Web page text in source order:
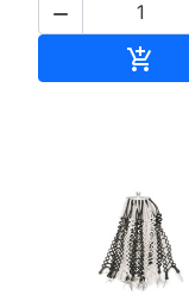

